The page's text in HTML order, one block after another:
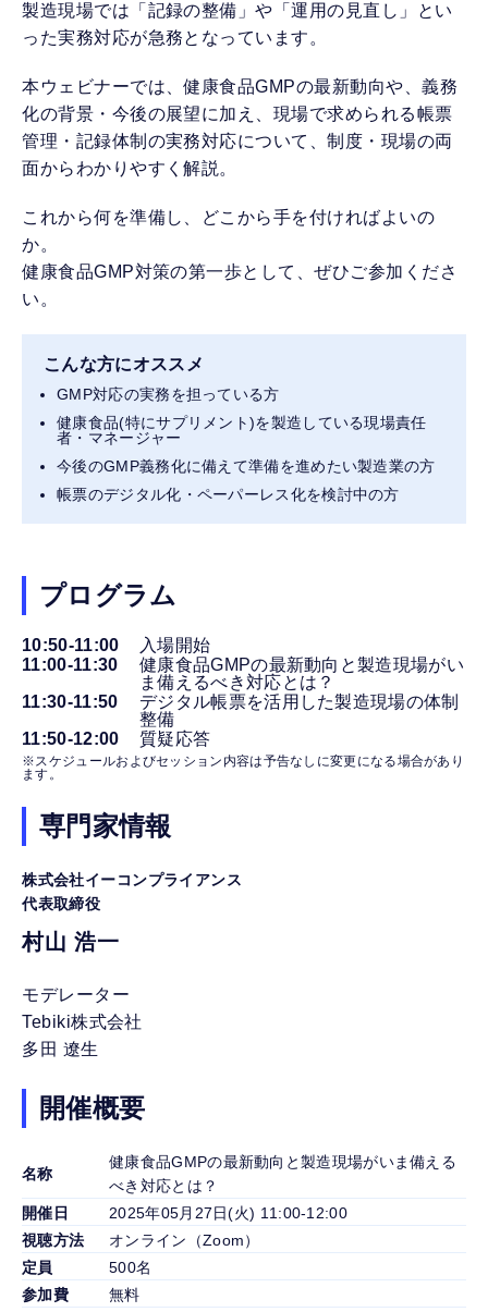
製造現場では「記録の整備」や「運用の見直し」とい
った実務対応が急務となっています。
本ウェビナーでは、健康食品GMPの最新動向や、義務
化の背景・今後の展望に加え、現場で求められる帳票
管理・記録体制の実務対応について、制度・現場の両
面からわかりやすく解説。
これから何を準備し、どこから手を付ければよいの
か。
健康食品GMP対策の第一歩として、ぜひご参加くださ
い。
こんな方にオススメ
GMP対応の実務を担っている方
健康食品(特にサプリメント)を製造している現場責任
者・マネージャー
今後のGMP義務化に備えて準備を進めたい製造業の方
帳票のデジタル化・ペーパーレス化を検討中の方
プログラム
10:50-11:00
入場開始
11:00-11:30
健康食品GMPの最新動向と製造現場がい
ま備えるべき対応とは？
11:30-11:50
デジタル帳票を活用した製造現場の体制
整備
11:50-12:00
質疑応答
※スケジュールおよびセッション内容は予告なしに変更になる場合があり
ます。
専門家情報
株式会社イーコンプライアンス
代表取締役
村山 浩一
モデレーター
Tebiki株式会社
多田 遼生
開催概要
名称
健康食品GMPの最新動向と製造現場がいま備える
べき対応とは？
開催日
2025年05月27日(火) 11:00-12:00
視聴方法
オンライン（Zoom）
定員
500名
参加費
無料